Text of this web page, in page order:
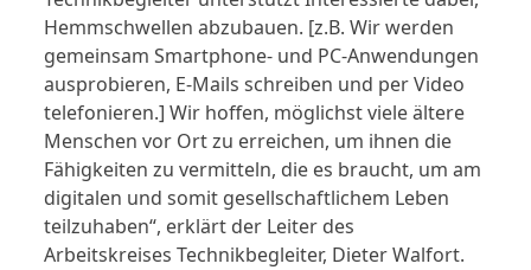
Hemmschwellen abzubauen. [z.B. Wir werden
gemeinsam Smartphone- und PC-Anwendungen
ausprobieren, E-Mails schreiben und per Video
telefonieren.] Wir hoffen, möglichst viele ältere
Menschen vor Ort zu erreichen, um ihnen die
Fähigkeiten zu vermitteln, die es braucht, um am
digitalen und somit gesellschaftlichem Leben
teilzuhaben“, erklärt der Leiter des
Arbeitskreises Technikbegleiter, Dieter Walfort.